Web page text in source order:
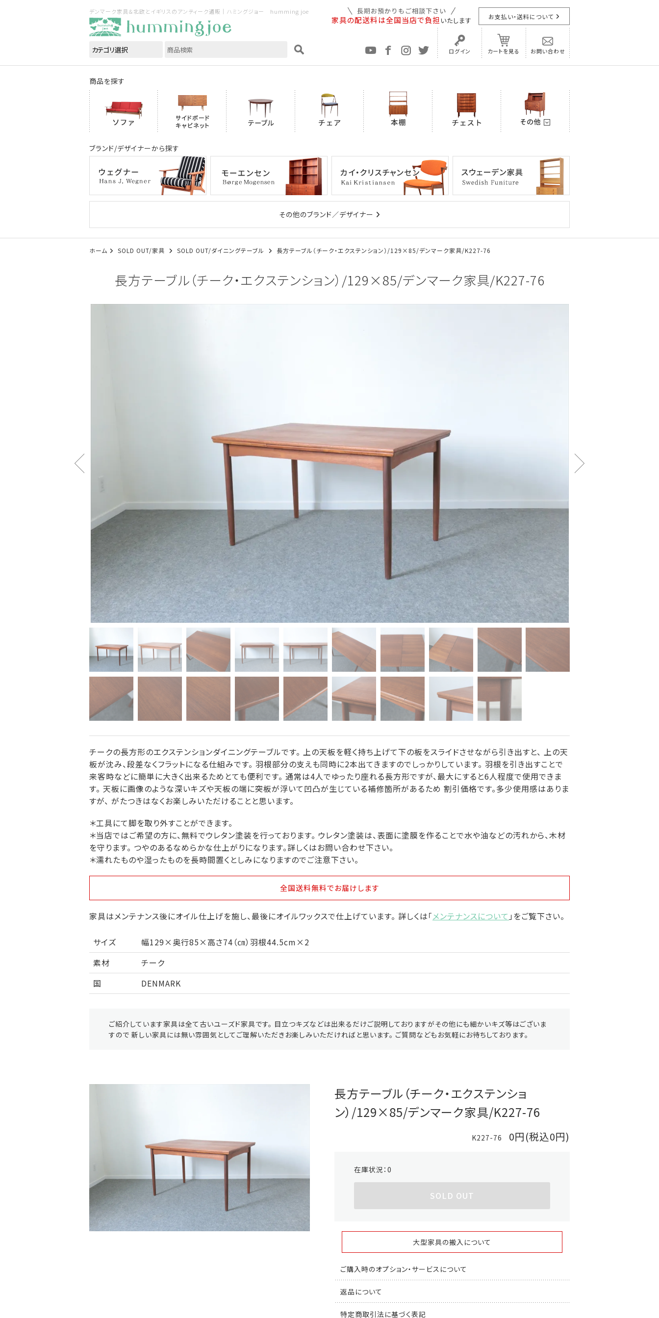
デンマーク家具＆北欧とイギリスのアンティーク通販｜ハミングジョー humming joe
家具の配送料は全国当店で負担 いたします お支払い・送料について
ログイン カートを見る お問い合わせ
商品を探す
ブランド/デザイナーから探す
その他のブランド／デザイナー
ホーム SOLD OUT/家具 SOLD OUT/ダイニングテーブル 長方テーブル（チーク・エクステンション）/129×85/デンマーク家具/K227-76
長方テーブル（チーク・エクステンション）/129×85/デンマーク家具/K227-76
チークの長方形のエクステンションダイニングテーブルです。 上の天板を軽く持ち上げて下の板をスライドさせながら引き出すと、 上の天
板が沈み、段差なくフラットになる仕組みです。 羽根部分の支えも同時に2本出てきますのでしっかりしています。 羽根を引き出すことで
来客時などに簡単に大きく出来るためとても便利です。 通常は4人でゆったり座れる長方形ですが、最大にすると6人程度で使用できま
す。 天板に画像のような深いキズや天板の端に突板が浮いて凹凸が生じている補修箇所があるため 割引価格です。多少使用感はありま
すが、 がたつきはなくお楽しみいただけることと思います。
＊工具にて脚を取り外すことができます。
＊当店ではご希望の方に、無料でウレタン塗装を行っております。 ウレタン塗装は、表面に塗膜を作ることで水や油などの汚れから、木材
を守ります。 つやのあるなめらかな仕上がりになります。詳しくはお問い合わせ下さい。
＊濡れたものや湿ったものを長時間置くとしみになりますのでご注意下さい。
全国送料無料でお届けします
家具はメンテナンス後にオイル仕上げを施し、最後にオイルワックスで仕上げています。 詳しくは「メンテナンスについて 」をご覧下さい。
サイズ
幅129×奥行85×高さ74（㎝）羽根44.5cm×2
素材
チーク
国
DENMARK
ご紹介しています家具は全て古いユーズド家具です。 目立つキズなどは出来るだけご説明しておりますがその他にも細かいキズ等はございま
すので 新しい家具には無い雰囲気としてご理解いただきお楽しみいただければと思います。 ご質問などもお気軽にお待ちしております。
長方テーブル（チーク・エクステンショ
ン）/129×85/デンマーク家具/K227-76
K227-76 0円(税込0円)
在庫状況： 0
SOLD OUT
大型家具の搬入について
ご購入時のオプション・サービスについて
返品について
特定商取引法に基づく表記